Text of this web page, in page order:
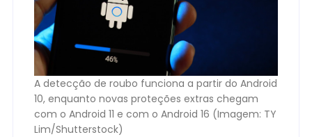
A detecção de roubo funciona a partir do Android
10, enquanto novas proteções extras chegam
com o Android 11 e com o Android 16 (Imagem: TY
Lim/Shutterstock)